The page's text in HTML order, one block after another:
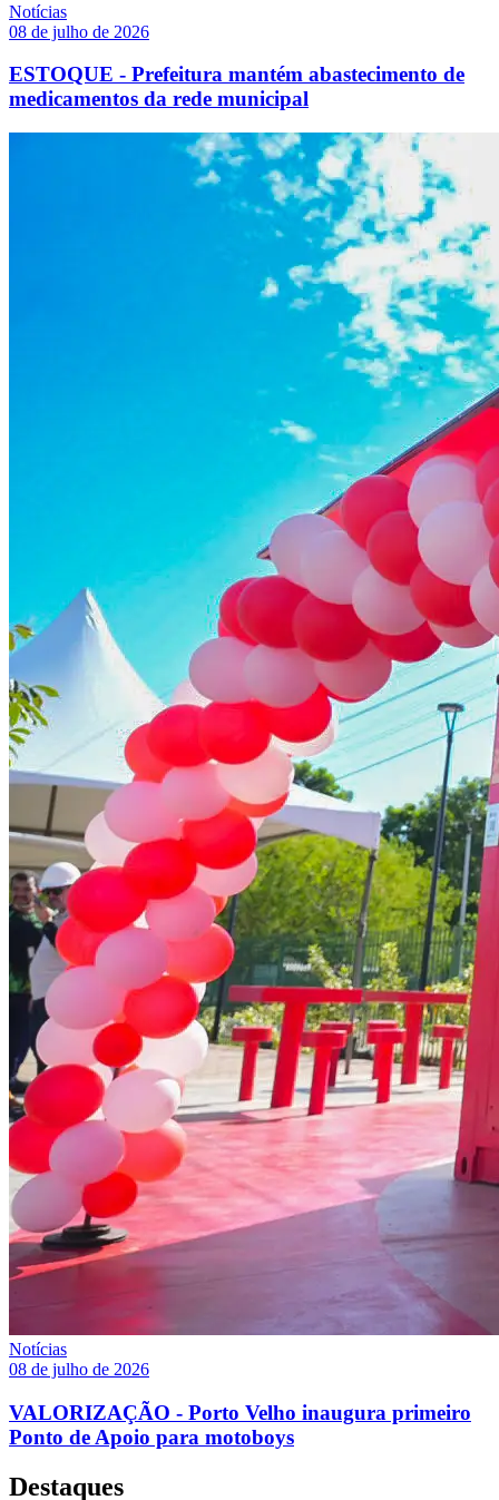
Notícias
08 de julho de 2026
ESTOQUE - Prefeitura mantém abastecimento de
medicamentos da rede municipal
Notícias
08 de julho de 2026
VALORIZAÇÃO - Porto Velho inaugura primeiro
Ponto de Apoio para motoboys
Destaques